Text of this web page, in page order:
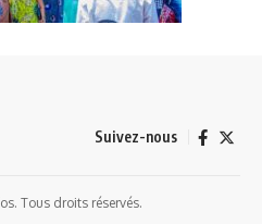
Suivez-nous
Tous droits réservés.